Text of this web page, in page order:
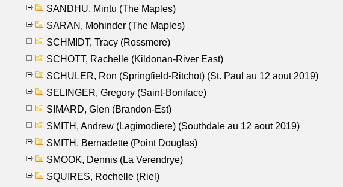
SANDHU, Mintu (The Maples)
SARAN, Mohinder (The Maples)
SCHMIDT, Tracy (Rossmere)
SCHOTT, Rachelle (Kildonan-River East)
SCHULER, Ron (Springfield-Ritchot) (St. Paul au 12 aout 2019)
SELINGER, Gregory (Saint-Boniface)
SIMARD, Glen (Brandon-Est)
SMITH, Andrew (Lagimodiere) (Southdale au 12 aout 2019)
SMITH, Bernadette (Point Douglas)
SMOOK, Dennis (La Verendrye)
SQUIRES, Rochelle (Riel)